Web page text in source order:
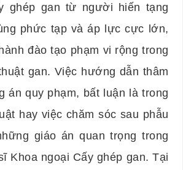
ghép gan từ người hiến tạng
phức tạp và áp lực cực lớn,
đào tạo phạm vi rộng trong
gan. Việc hướng dẫn thâm
án quy phạm, bất luận là trong
hay việc chăm sóc sau phẫu
giáo án quan trọng trong
Khoa ngoại Cấy ghép gan. Tại